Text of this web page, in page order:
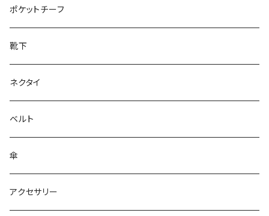
28cm～
ポケットチーフ
靴下
ネクタイ
ベルト
傘
アクセサリー